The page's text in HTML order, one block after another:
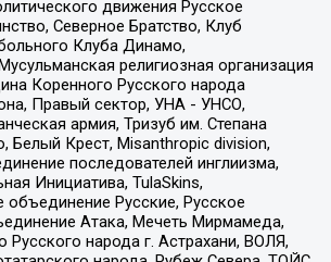
движения Русское
Северное Братство, Клуб
Клуба Динамо,
религиозная организация
Коренного Русского народа
Правый сектор, УНА - УНСО,
армия, Тризуб им. Степана
Белый Крест, Misanthropic division,
последователей инглиизма,
Инициатива, TulaSkins,
объединение Русские, Русское
Атака, Мечеть Мирмамеда,
народа г. Астрахани, ВОЛЯ,